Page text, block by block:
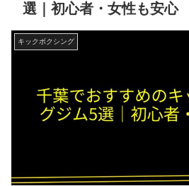
選｜初心者・女性も安心
キックボクシング